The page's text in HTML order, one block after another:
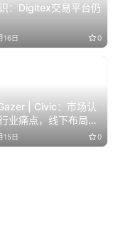
：Digitex交易平台仍
16日 0
| Civic：市场认
业痛点，线下布局谋
展
15日 0